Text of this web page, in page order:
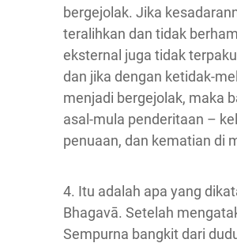
bergejolak. Jika
teralihkan dan tidak
eksternal juga tidak
dan jika dengan ketidak-
menjadi bergejolak, maka
asal-mula penderitaan –
penuaan, dan kematian di
4. Itu adalah apa yang
Bhagavā. Setelah
Sempurna bangkit dari